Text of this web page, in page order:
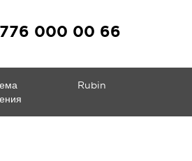
000 00 66
Rubin